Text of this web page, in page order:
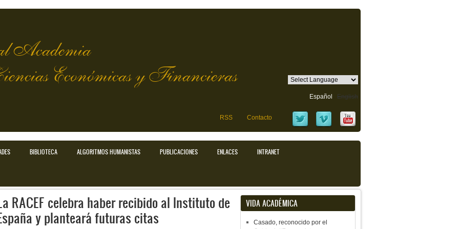
Academia
Económicas y Financieras
Español English
RSS Contacto
BIBLIOTECA ALGORITMOS HUMANISTAS PUBLICACIONES ENLACES INTRANET
RACEF celebra haber recibido al Instituto de
y planteará futuras citas
VIDA ACADÉMICA
Casado, reconocido por el